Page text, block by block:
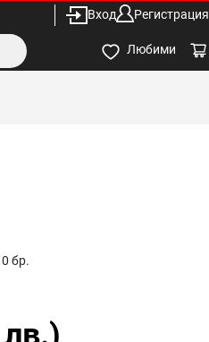
Вход Регистрация
Любими
0 бр.